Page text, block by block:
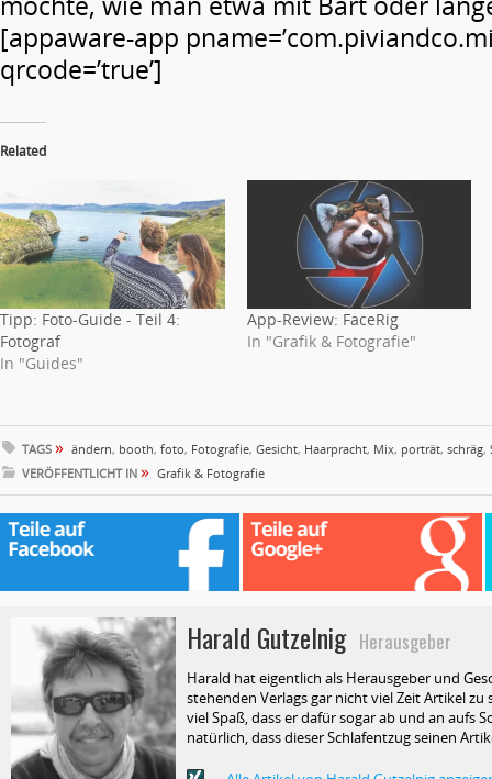
[appaware-app
qrcode=’true’]
Related
Tipp: Foto-Guide - Teil 4:
Fotograf
In "Guides"
App-Review: FaceRig
In "Grafik & Fotografie"
TAGS » ändern, booth, foto, Fotografie, Gesicht, Haarpracht, Mix, porträt, schräg,
VERÖFFENTLICHT IN » Grafik & Fotografie
Harald GutzelnigHerausgeber
Harald hat eigentlich als Herausgeber und
stehenden Verlags gar nicht viel Zeit Artikel
viel Spaß, dass er dafür sogar ab und an aufs
natürlich, dass dieser Schlafentzug seinen